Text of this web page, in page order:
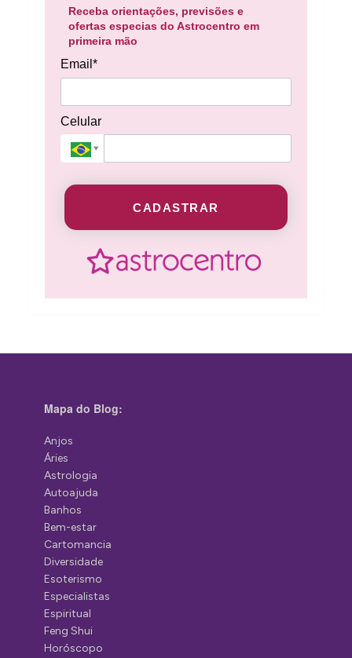
Receba orientações, previsões e
ofertas especias do Astrocentro em
primeira mão
Email*
Celular
CADASTRAR
Mapa do Blog:
Anjos
Áries
Astrologia
Autoajuda
Banhos
Bem-estar
Cartomancia
Diversidade
Esoterismo
Especialistas
Espiritual
Feng Shui
Horóscopo